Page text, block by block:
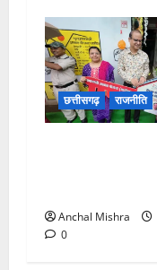
छत्तीसगढ़ राजनीति
Anchal Mishra
0